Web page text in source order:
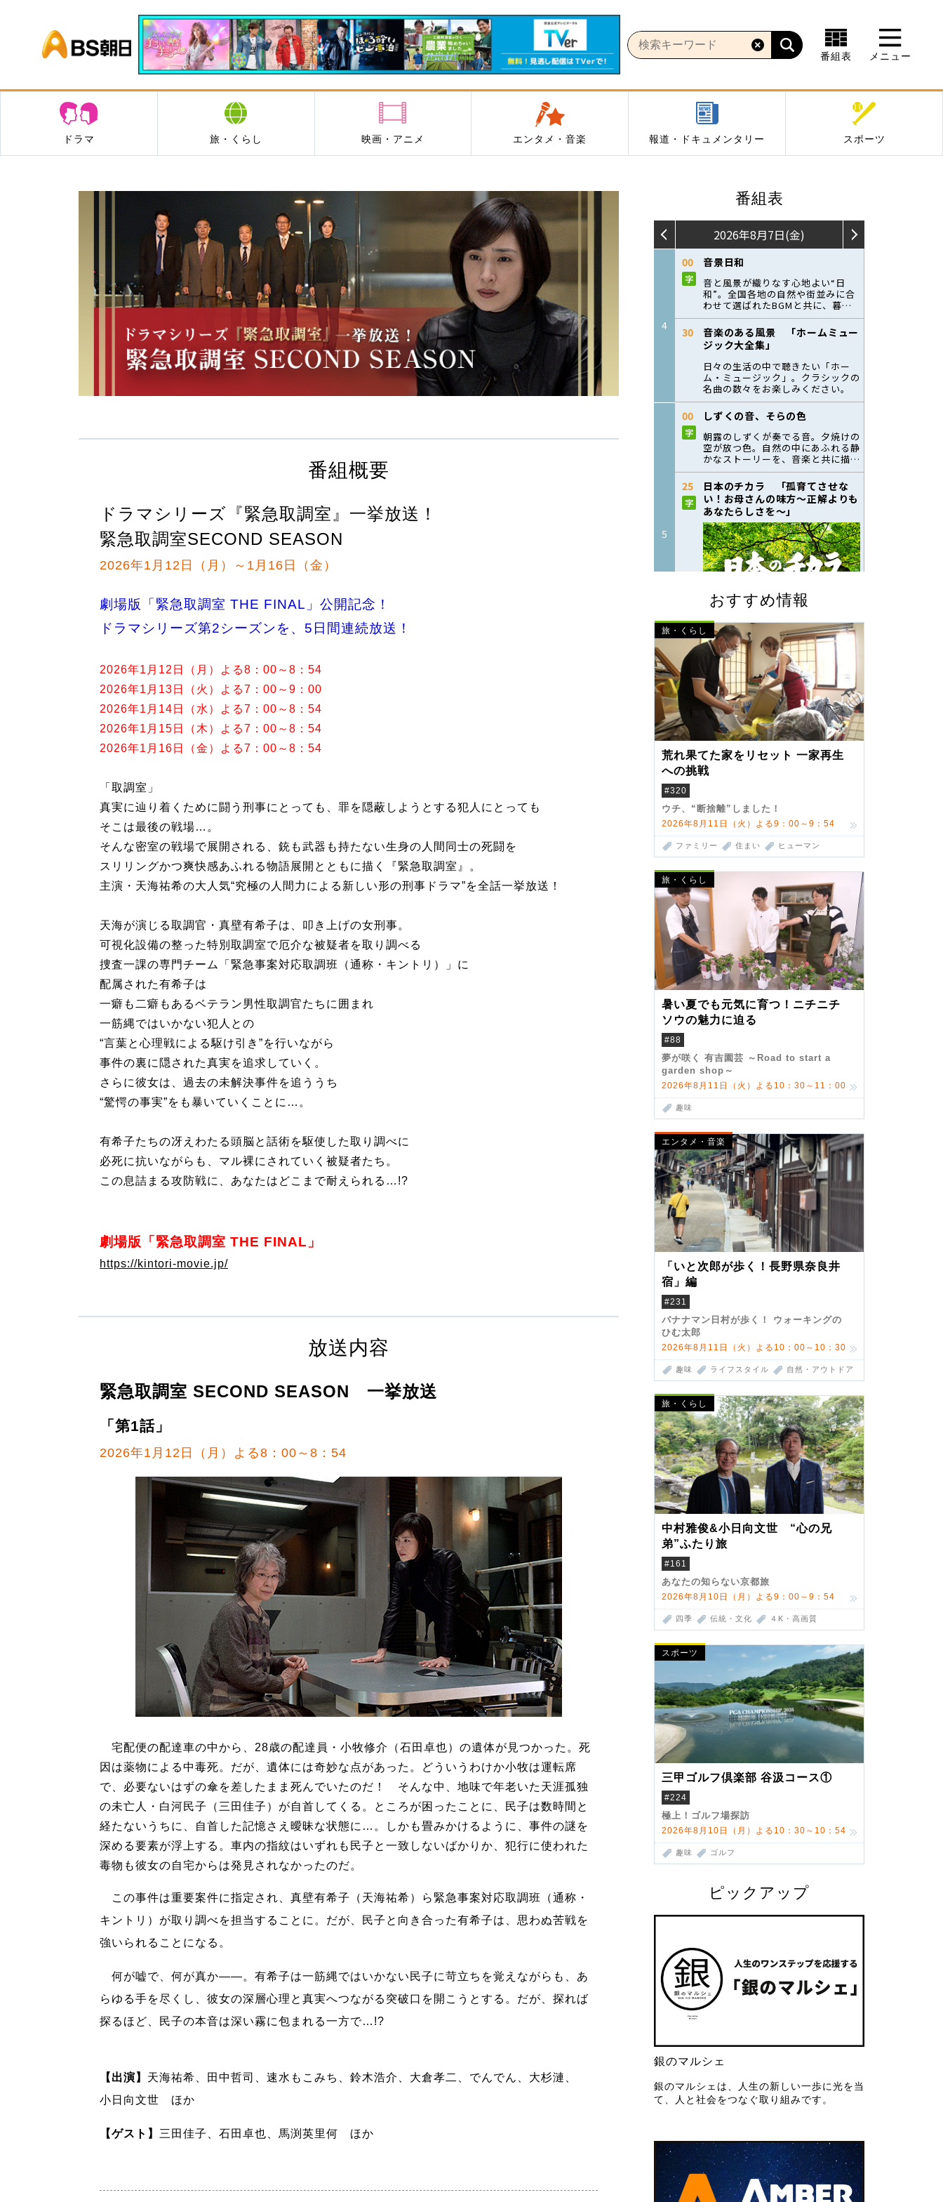
BS朝日
番組表 メニュー
ドラマ 旅・くらし 映画・アニメ エンタメ・音楽 報道・ドキュメンタリー スポーツ
番組表
おすすめ情報
旅・くらし
荒れ果てた家をリセット 一家再生
への挑戦
#320
ウチ、“断捨離”しました！
2026年8月11日（火）よる9：00～9：54
ファミリー 住まい ヒューマン
旅・くらし
暑い夏でも元気に育つ！ニチニチ
ソウの魅力に迫る
#88
夢が咲く 有吉園芸 ～Road to start a
garden shop～
2026年8月11日（火）よる10：30～11：00
趣味
エンタメ・音楽
「いと次郎が歩く！長野県奈良井
宿」編
#231
バナナマン日村が歩く！ ウォーキングの
ひむ太郎
2026年8月11日（火）よる10：00～10：30
趣味 ライフスタイル 自然・アウトドア
旅・くらし
中村雅俊&小日向文世 “心の兄
弟”ふたり旅
#161
あなたの知らない京都旅
2026年8月10日（月）よる9：00～9：54
四季 伝統・文化 ４K・高画質
スポーツ
三甲ゴルフ倶楽部 谷汲コース①
#224
極上！ゴルフ場探訪
2026年8月10日（月）よる10：30～10：54
趣味 ゴルフ
ピックアップ
銀のマルシェ
銀のマルシェは、人生の新しい一歩に光を当
て、人と社会をつなぐ取り組みです。
番組概要
ドラマシリーズ『緊急取調室』一挙放送！
緊急取調室SECOND SEASON
2026年1月12日（月）～1月16日（金）
劇場版「緊急取調室 THE FINAL」公開記念！
ドラマシリーズ第2シーズンを、5日間連続放送！
2026年1月12日（月）よる8：00～8：54
2026年1月13日（火）よる7：00～9：00
2026年1月14日（水）よる7：00～8：54
2026年1月15日（木）よる7：00～8：54
2026年1月16日（金）よる7：00～8：54
「取調室」
真実に辿り着くために闘う刑事にとっても、罪を隠蔽しようとする犯人にとっても
そこは最後の戦場…。
そんな密室の戦場で展開される、銃も武器も持たない生身の人間同士の死闘を
スリリングかつ爽快感あふれる物語展開とともに描く『緊急取調室』。
主演・天海祐希の大人気“究極の人間力による新しい形の刑事ドラマ”を全話一挙放送！
天海が演じる取調官・真壁有希子は、叩き上げの女刑事。
可視化設備の整った特別取調室で厄介な被疑者を取り調べる
捜査一課の専門チーム「緊急事案対応取調班（通称・キントリ）」に
配属された有希子は
一癖も二癖もあるベテラン男性取調官たちに囲まれ
一筋縄ではいかない犯人との
“言葉と心理戦による駆け引き”を行いながら
事件の裏に隠された真実を追求していく。
さらに彼女は、過去の未解決事件を追ううち
“驚愕の事実”をも暴いていくことに…。
有希子たちの冴えわたる頭脳と話術を駆使した取り調べに
必死に抗いながらも、マル裸にされていく被疑者たち。
この息詰まる攻防戦に、あなたはどこまで耐えられる…!?
劇場版「緊急取調室 THE FINAL」
https://kintori-movie.jp/
放送内容
緊急取調室 SECOND SEASON 一挙放送
「第1話」
2026年1月12日（月）よる8：00～8：54
宅配便の配達車の中から、28歳の配達員・小牧修介（石田卓也）の遺体が見つかった。死
因は薬物による中毒死。だが、遺体には奇妙な点があった。どういうわけか小牧は運転席
で、必要ないはずの傘を差したまま死んでいたのだ！ そんな中、地味で年老いた天涯孤独
の未亡人・白河民子（三田佳子）が自首してくる。ところが困ったことに、民子は数時間と
経たないうちに、自首した記憶さえ曖昧な状態に…。しかも畳みかけるように、事件の謎を
深める要素が浮上する。車内の指紋はいずれも民子と一致しないばかりか、犯行に使われた
毒物も彼女の自宅からは発見されなかったのだ。
この事件は重要案件に指定され、真壁有希子（天海祐希）ら緊急事案対応取調班（通称・
キントリ）が取り調べを担当することに。だが、民子と向き合った有希子は、思わぬ苦戦を
強いられることになる。
何が嘘で、何が真か――。有希子は一筋縄ではいかない民子に苛立ちを覚えながらも、あ
らゆる手を尽くし、彼女の深層心理と真実へつながる突破口を開こうとする。だが、探れば
探るほど、民子の本音は深い霧に包まれる一方で…!?
【出演】 天海祐希、田中哲司、速水もこみち、鈴木浩介、大倉孝二、でんでん、大杉漣、
小日向文世 ほか
【ゲスト】 三田佳子、石田卓也、馬渕英里何 ほか